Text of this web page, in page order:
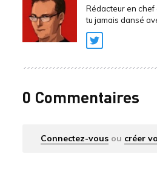
Rédacteur en
tu jamais dansé
Twitter
0 Commentaires
Connectez-vous ou créer